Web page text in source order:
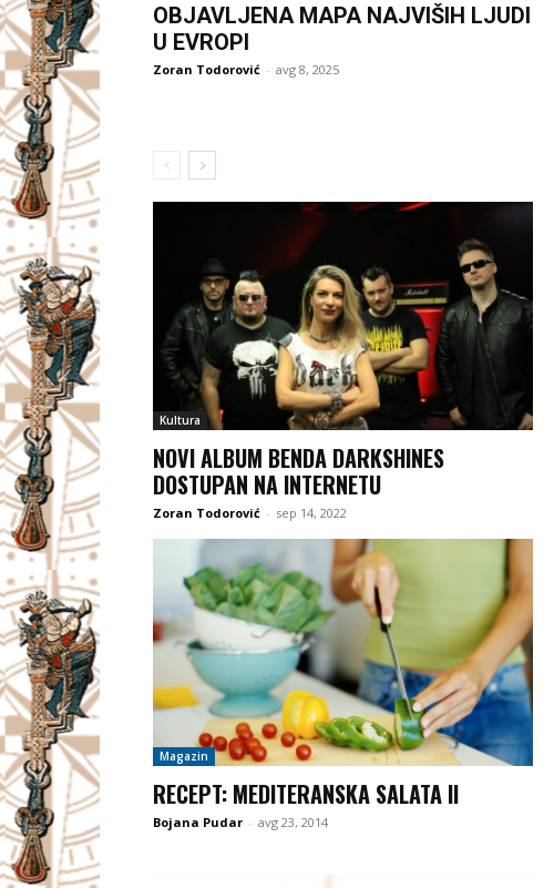
OBJAVLJENA MAPA NAJVIŠIH LJUDI
U EVROPI
Zoran Todorović - avg 8, 2025
Kultura
NOVI ALBUM BENDA DARKSHINES
DOSTUPAN NA INTERNETU
Zoran Todorović - sep 14, 2022
Magazin
RECEPT: MEDITERANSKA SALATA II
Bojana Pudar - avg 23, 2014